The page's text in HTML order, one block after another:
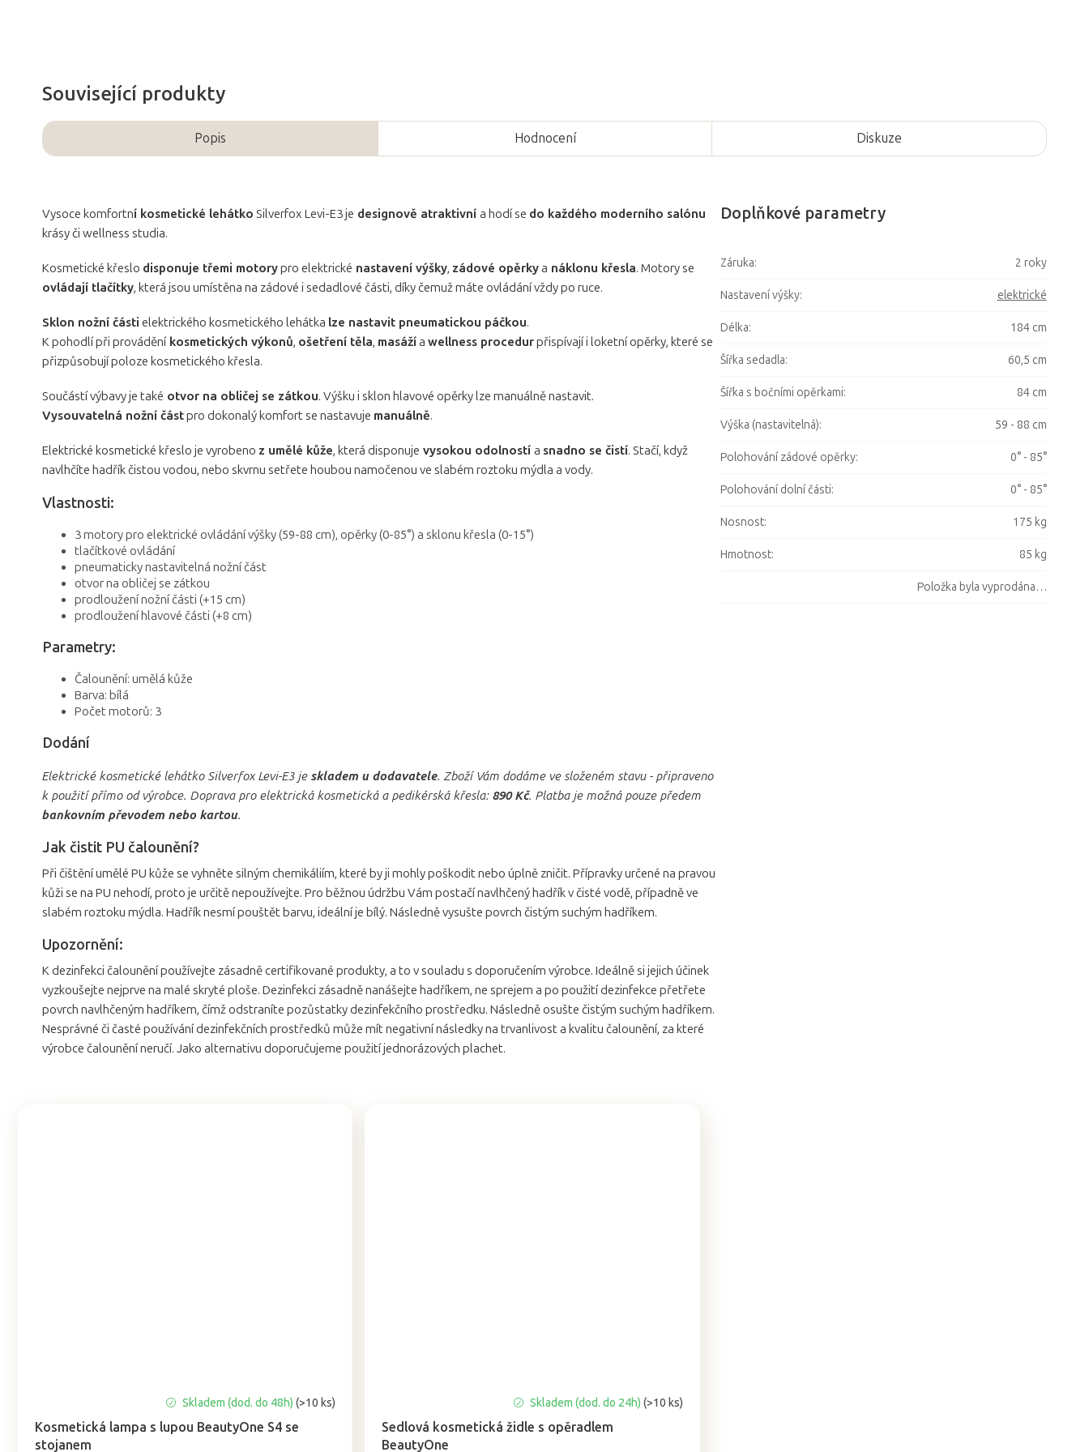
Související produkty
Kosmetická lampa s lupou BeautyOne S4 se
stojanem
hodnocení
produktu
Skladem (dod. do 48h)(>10 ks)
Sedlová kosmetická židle s opěradlem
BeautyOne
hodnocení
produktu
Skladem (dod. do 24h) (>10 ks)
Popis Hodnocení Diskuze
Vysoce komfortní kosmetické lehátko Silverfox Levi-E3 je designově atraktivní a hodí se do každého moderního salónu
krásy či wellness studia.
Kosmetické křeslo disponuje třemi motorypro elektrické nastavení výšky, zádové opěrkya náklonu křesla. Motory se
ovládají tlačítky, která jsou umístěna na zádové i sedadlové části, díky čemuž máte ovládání vždy po ruce.
Sklon nožní části elektrického kosmetického lehátka lze nastavit pneumatickou páčkou.
K pohodlí při prováděníkosmetických výkonů, ošetření těla, masážía wellness procedurpřispívají i loketní opěrky, které se
přizpůsobují poloze kosmetického křesla.
Součástí výbavy je také otvor na obličej se zátkou. Výšku i sklon hlavové opěrky lze manuálně nastavit.
Vysouvatelná nožní částpro dokonalý komfort se nastavuje manuálně.
Elektrické kosmetické křeslo je vyrobeno z umělé kůže, která disponuje vysokou odolností a snadno se čistí. Stačí, když
navlhčíte hadřík čistou vodou, nebo skvrnu setřete houbou namočenou ve slabém roztoku mýdla a vody.
Vlastnosti:
3 motory pro elektrické ovládání výšky (59-88 cm), opěrky (0-85°) a sklonu křesla (0-15°)
tlačítkové ovládání
pneumaticky nastavitelná nožní část
otvor na obličej se zátkou
prodloužení nožní části (+15 cm)
prodloužení hlavové části (+8 cm)
Parametry:
Čalounění: umělá kůže
Barva: bílá
Počet motorů: 3
Dodání
Elektrické kosmetické lehátko Silverfox Levi-E3 je skladem u dodavatele. Zboží Vám dodáme ve složeném stavu - připraveno
k použití přímo od výrobce. Doprava pro elektrická kosmetická a pedikérská křesla: 890 Kč. Platba je možná pouze předem
bankovním převodem nebo kartou.
Jak čistit PU čalounění?
Při čištění umělé PU kůže se vyhněte silným chemikáliím, které by ji mohly poškodit nebo úplně zničit. Přípravky určené na pravou
kůži se na PU nehodí, proto je určitě nepoužívejte. Pro běžnou údržbu Vám postačí navlhčený hadřík v čisté vodě, případně ve
slabém roztoku mýdla. Hadřík nesmí pouštět barvu, ideální je bílý. Následně vysušte povrch čistým suchým hadříkem.
Upozornění:
K dezinfekci čalounění používejte zásadně certifikované produkty, a to v souladu s doporučením výrobce. Ideálně si jejich účinek
vyzkoušejte nejprve na malé skryté ploše. Dezinfekci zásadně nanášejte hadříkem, ne sprejem a po použití dezinfekce přetřete
povrch navlhčeným hadříkem, čímž odstraníte pozůstatky dezinfekčního prostředku. Následně osušte čistým suchým hadříkem.
Nesprávné či časté používání dezinfekčních prostředků může mít negativní následky na trvanlivost a kvalitu čalounění, za které
výrobce čalounění neručí. Jako alternativu doporučujeme použití jednorázových plachet.
Doplňkové parametry
Záruka: 2 roky
Nastavení výšky: elektrické
Délka: 184 cm
Šířka sedadla: 60,5 cm
Šířka s bočními opěrkami: 84 cm
Výška (nastavitelná): 59 - 88 cm
Polohování zádové opěrky: 0° - 85°
Polohování dolní části: 0° - 85°
Nosnost: 175 kg
Hmotnost: 85 kg
Položka byla vyprodána…